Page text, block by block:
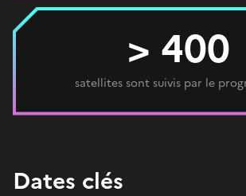
> 400
satellites sont suivis par le
Dates clés